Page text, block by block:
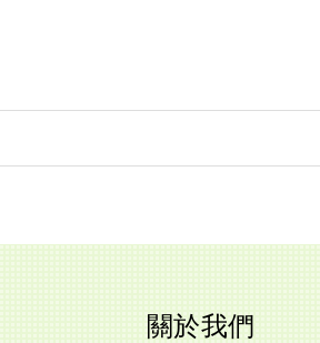
關於我們